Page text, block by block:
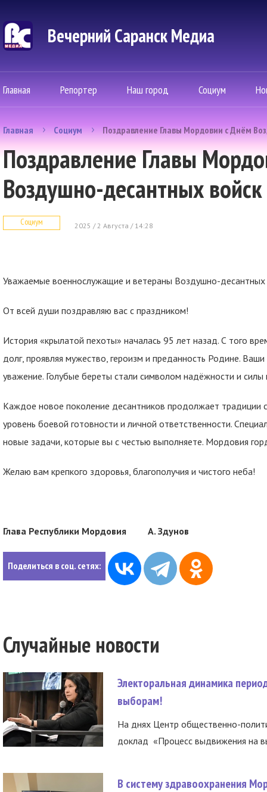
Вечерний Саранск Mедиа
Главная Репортер Наш город Социум
Главная Социум Поздравление Главы Мордовии с Днём
Поздравление Главы
Воздушно-десантных войск
Социум 2025 / 2 Августа / 14:28
Уважаемые военнослужащие и ветераны Воздушно-десантных
От всей души поздравляю вас с праздником!
История «крылатой пехоты» началась 95 лет назад. С того
долг, проявляя мужество, героизм и преданность Родине.
уважение. Голубые береты стали символом надёжности и
Каждое новое поколение десантников продолжает традиции
уровень боевой готовности и личной ответственности.
новые задачи, которые вы с честью выполняете. Мордовия
Желаю вам крепкого здоровья, благополучия и чистого неба!
Глава Республики Мордовия А. Здунов
Поделиться в соц. сетях:
Случайные новости
Электоральная динамика
выборам!
На днях Центр общественно-
доклад «Процесс выдвижения на
В систему здравоохранения